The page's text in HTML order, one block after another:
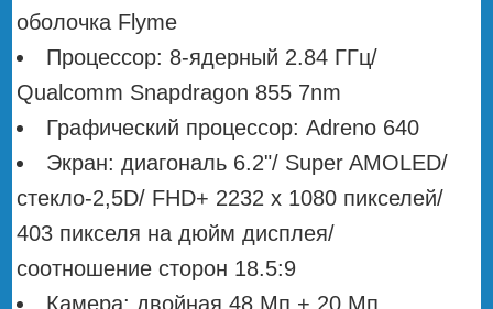
оболочка Flyme
Процессор: 8-ядерный 2.84 ГГц/
Qualcomm Snapdragon 855 7nm
Графический процессор: Adreno 640
Экран: диагональ 6.2"/ Super AMOLED/
стекло-2,5D/ FHD+ 2232 x 1080 пикселей/
403 пикселя на дюйм дисплея/
соотношение сторон 18.5:9
Камера: двойная 48 Мп + 20 Мп